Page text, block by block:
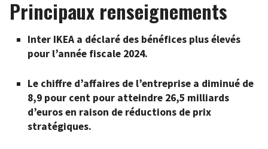
Principaux renseignements
Inter IKEA a déclaré des bénéfices plus élevés
pour l’année fiscale 2024.
Le chiffre d’affaires de l’entreprise a diminué de
8,9 pour cent pour atteindre 26,5 milliards
d’euros en raison de réductions de prix
stratégiques.